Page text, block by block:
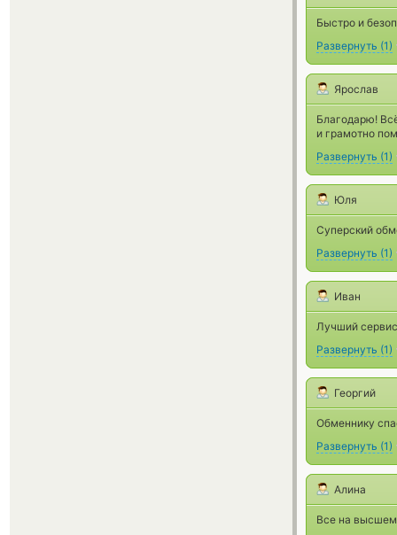
Быстро и
Развернуть (1)
Ярослав
Благодарю!
и грамотно
Развернуть (1)
Юля
Суперский
Развернуть (1)
Иван
Лучший
Развернуть (1)
Георгий
Обменнику
Развернуть (1)
Алина
Все на